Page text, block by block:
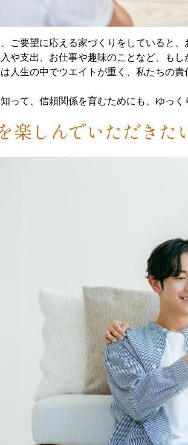
ご要望に応える家づくりをしていると
や支出、お仕事や趣味のことなど、も
人生の中でウエイトが重く、私たちの
って、信頼関係を育むためにも、ゆっ
楽しんでいただきた